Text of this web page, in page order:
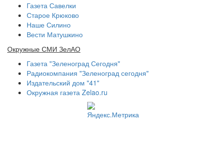
Газета Савелки
Старое Крюково
Наше Силино
Вести Матушкино
Окружные СМИ ЗелАО
Газета "Зеленоград Сегодня"
Радиокомпания "Зеленоград сегодня"
Издательский дом "41"
Окружная газета Zelao.ru